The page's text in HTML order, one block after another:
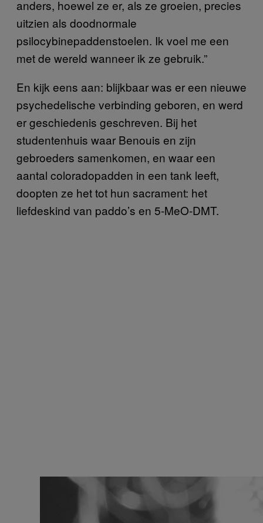
anders, hoewel ze er, als ze groeien, precies
uitzien als doodnormale
psilocybinepaddenstoelen. Ik voel me een
met de wereld wanneer ik ze gebruik.”
En kijk eens aan: blijkbaar was er een nieuwe
psychedelische verbinding geboren, en werd
er geschiedenis geschreven. Bij het
studentenhuis waar Benouis en zijn
gebroeders samenkomen, en waar een
aantal coloradopadden in een tank leeft,
doopten ze het tot hun sacrament: het
liefdeskind van paddo’s en 5-MeO-DMT.